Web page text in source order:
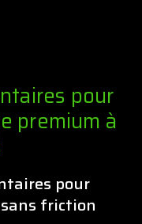
pour
premium à
pour
friction